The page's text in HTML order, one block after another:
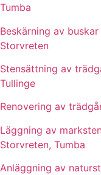
Tumba
Beskärning av
Storvreten
Stensättning av
Tullinge
Renovering av
Läggning av
Storvreten, Tumba
Anläggning av